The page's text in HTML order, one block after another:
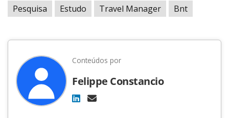
Pesquisa Estudo Travel Manager Bnt
Conteúdos por
Felippe Constancio